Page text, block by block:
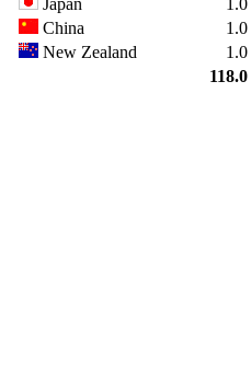
Japan
1.0
China
1.0
New Zealand
1.0
118.0